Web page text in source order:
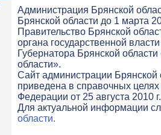
Администрация Брянской
Брянской области до 1 марта
Правительство Брянской
органа государственной
Губернатора Брянской
области».
Cайт администрации
приведена в справочных целях
Федерации от 25 августа 2010
Для актуальной информации
области.